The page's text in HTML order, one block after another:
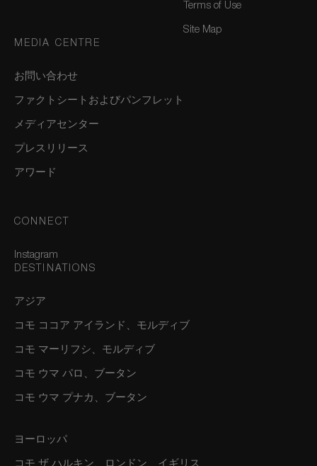
Terms of Use
Site Map
MEDIA CENTRE
お問い合わせ
ファクトシートおよびパンフレット
メディアセンター
プレスリリース
アワード
CONNECT
Instagram
DESTINATIONS
アジア
コモ ココア アイランド、モルディブ
コモ マーリフシ、モルディブ
コモ ウマ パロ、ブータン
コモ ウマ プナカ、ブータン
ヨーロッパ